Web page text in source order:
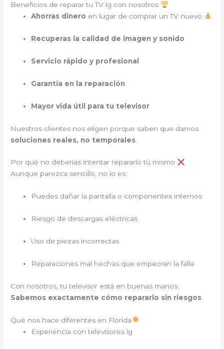
Beneficios de reparar tu TV lg con nosotros
Ahorras dinero en lugar de comprar un TV nuevo
Recuperas la calidad de imagen y sonido
Servicio rápido y profesional
Garantía en la reparación
Mayor vida útil para tu televisor
Nuestros clientes nos eligen porque saben que damos
soluciones reales, no temporales
Por qué no deberías intentar repararlo tú mismo
Aunque parezca sencillo, no lo es:
Puedes dañar la pantalla o componentes internos
Riesgo de descargas eléctricas
Uso de piezas incorrectas
Reparaciones mal hechas que empeoran la falla
Con nosotros, tu televisor está en buenas manos.
Sabemos exactamente cómo repararlo sin riesgos
Qué nos hace diferentes en Florida
Experiencia con televisores lg